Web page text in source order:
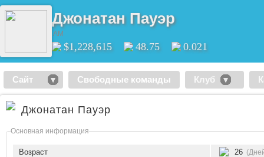
Джонатан Пауэр
AM
$1,228,615 48.75 0.021
Сайт Свободные команды Клуб
Джонатан Пауэр
Основная информация
Возраст 26